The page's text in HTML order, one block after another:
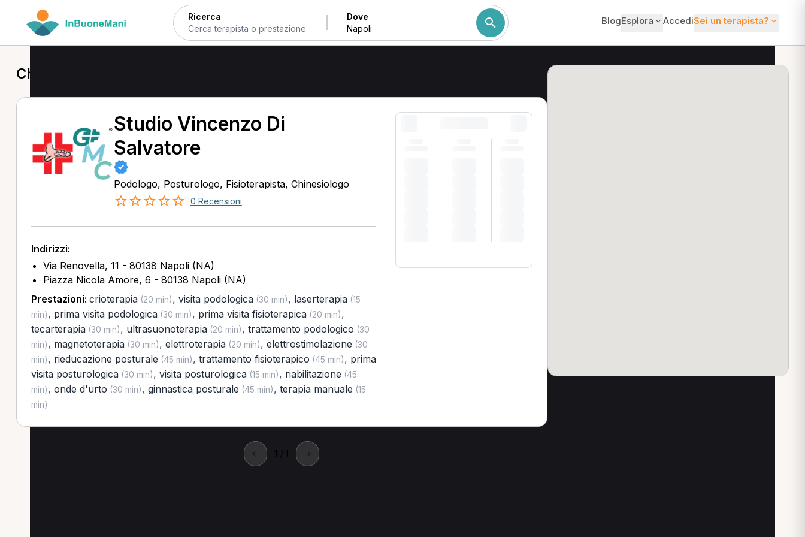
Ricerca Dove BlogEsplora AccediSei un terapista?
Chinesiologo a Napoli
Studio Vincenzo Di
Salvatore
Podologo, Posturologo, Fisioterapista, Chinesiologo
0 Recensioni
Indirizzi:
Via Renovella, 11 - 80138 Napoli (NA)
Piazza Nicola Amore, 6 - 80138 Napoli (NA)
Prestazioni: crioterapia(20 min), visita podologica(30 min), laserterapia(15
min), prima visita podologica(30 min), prima visita fisioterapica(20 min),
tecarterapia(30 min), ultrasuonoterapia(20 min), trattamento podologico (30
min), magnetoterapia(30 min), elettroterapia(20 min), elettrostimolazione (30
min), rieducazione posturale (45 min), trattamento fisioterapico (45 min), prima
visita posturologica(30 min), visita posturologica(15 min), riabilitazione (45
min), onde d'urto (30 min), ginnastica posturale (45 min), terapia manuale (15
min)
← 1 / 1 →